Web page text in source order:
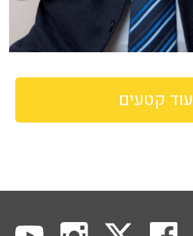
עוד קטעים